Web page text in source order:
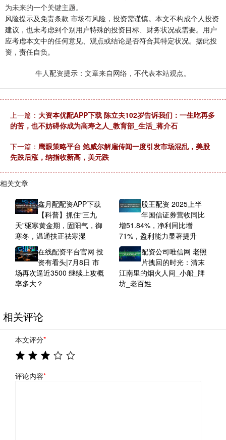
为未来的一个关键主题。
风险提示及免责条款 市场有风险，投资需谨慎。本文不构成个人投资
建议，也未考虑到个别用户特殊的投资目标、财务状况或需要。用户
应考虑本文中的任何意见、观点或结论是否符合其特定状况。据此投
资，责任自负。
牛人配资提示：文章来自网络，不代表本站观点。
上一篇： 大资本优配APP下载 陈立夫102岁告诉我们：一生吃再多
的苦，也不妨碍你成为高寿之人_教育部_生活_蒋介石
下一篇： 鹰眼策略平台 鲍威尔解雇传闻一度引发市场混乱，美股
先跌后涨，纳指收新高，美元跌
相关文章
鑫月配配资APP下载
【科普】抓住“三九
天”驱寒黄金期，固阳气，御
寒冬，温通扶正祛寒湿
股王配资 2025上半
年国信证券营收同比
增51.84%，净利同比增
71%，盈利能力显著提升
在线配资平台官网 投
资有看头|7月8日 市
场再次逼近3500 继续上攻概
率多大？
配资公司唯信网 老照
片拽回的时光：清末
江南里的烟火人间_小船_牌
坊_老百姓
相关评论
本文评分*
评论内容*